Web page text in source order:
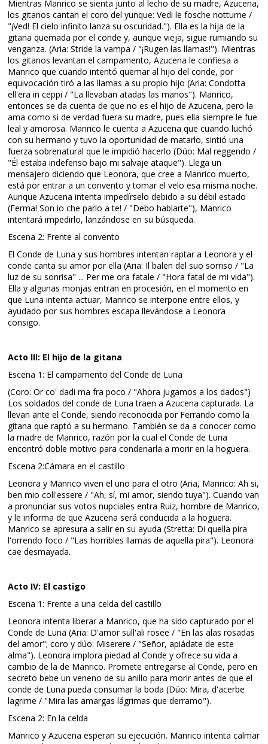
Mientras Manrico se sienta junto al lecho de su madre, Azucena,
los gitanos cantan el coro del yunque: Vedi le fosche notturne /
"¡Ved! El cielo infinito lanza su oscuridad."). Ella es la hija de la
gitana quemada por el conde y, aunque vieja, sigue rumiando su
venganza. (Aria: Stride la vampa / "¡Rugen las llamas!"). Mientras
los gitanos levantan el campamento, Azucena le confiesa a
Manrico que cuando intentó quemar al hijo del conde, por
equivocación tiró a las llamas a su propio hijo (Aria: Condotta
ell'era in ceppi / "La llevaban atadas las manos"). Manrico,
entonces se da cuenta de que no es el hijo de Azucena, pero la
ama como si de verdad fuera su madre, pues ella siempre le fue
leal y amorosa. Manrico le cuenta a Azucena que cuando luchó
con su hermano y tuvo la oportunidad de matarlo, sintió una
fuerza sobrenatural que le impidió hacerlo (Dúo: Mal reggendo /
"Él estaba indefenso bajo mi salvaje ataque"). Llega un
mensajero diciendo que Leonora, que cree a Manrico muerto,
está por entrar a un convento y tomar el velo esa misma noche.
Aunque Azucena intenta impedírselo debido a su débil estado
(Ferma! Son io che parlo a te! / "Debo hablarte"), Manrico
intentará impedirlo, lanzándose en su búsqueda.
Escena 2: Frente al convento
El Conde de Luna y sus hombres intentan raptar a Leonora y el
conde canta su amor por ella (Aria: Il balen del suo sorriso / "La
luz de su sonrisa" ... Per me ora fatale / "Hora fatal de mi vida").
Ella y algunas monjas entran en procesión, en el momento en
que Luna intenta actuar, Manrico se interpone entre ellos, y
ayudado por sus hombres escapa llevándose a Leonora
consigo.
Acto III: El hijo de la gitana
Escena 1: El campamento del Conde de Luna
(Coro: Or co' dadi ma fra poco / "Ahora jugamos a los dados")
Los soldados del conde de Luna traen a Azucena capturada. La
llevan ante el Conde, siendo reconocida por Ferrando como la
gitana que raptó a su hermano. También se da a conocer como
la madre de Manrico, razón por la cual el Conde de Luna
encontró doble motivo para condenarla a morir en la hoguera.
Escena 2:Cámara en el castillo
Leonora y Manrico viven el uno para el otro (Aria, Manrico: Ah si,
ben mio coll'essere / "Ah, sí, mi amor, siendo tuya"). Cuando van
a pronunciar sus votos nupciales entra Ruiz, hombre de Manrico,
y le informa de que Azucena será conducida a la hoguera.
Manrico se apresura a salir en su ayuda (Stretta: Di quella pira
l'orrendo foco / "Las horribles llamas de aquella pira"). Leonora
cae desmayada.
Acto IV: El castigo
Escena 1: Frente a una celda del castillo
Leonora intenta liberar a Manrico, que ha sido capturado por el
Conde de Luna (Aria: D'amor sull'ali rosee / "En las alas rosadas
del amor"; coro y dúo: Miserere / "Señor, apiádate de este
alma"). Leonora implora piedad al Conde y ofrece su vida a
cambio de la de Manrico. Promete entregarse al Conde, pero en
secreto bebe un veneno de su anillo para morir antes de que el
conde de Luna pueda consumar la boda (Dúo: Mira, d'acerbe
lagrime / "Mira las amargas lágrimas que derramo").
Escena 2: En la celda
Manrico y Azucena esperan su ejecución. Manrico intenta calmar